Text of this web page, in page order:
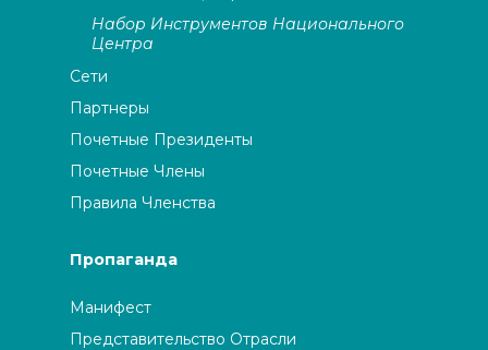
Набор Инструментов Национального
Центра
Сети
Партнеры
Почетные Президенты
Почетные Члены
Правила Членства
Пропаганда
Манифест
Представительство Отрасли